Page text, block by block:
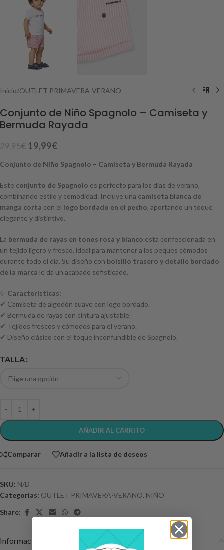
Inicio/OUTLET PRIMAVERA-VERANO
Conjunto de Niño Spagnolo – Camiseta y
Bermuda Rayada
29,95€ 19,99€
Conjunto de Niño Spagnolo – Camiseta y Bermuda Rayada
Este conjunto de Spagnolo es perfecto para los días de verano,
combinando estilo y comodidad. Incluye una camiseta blanca de
manga corta con el logo bordado en el pecho, aportando un toque
elegante y distintivo.
La bermuda de rayas en tonos rosa y blanco está confeccionada en
un tejido ligero y fresco, ideal para mantener a los peques cómodos
durante todo el día. Su diseño con bolsillo trasero y detalle bordado
de la marca le da un acabado sofisticado.
✨ Características:
✔ Camiseta de algodón suave con logo bordado.
✔ Bermuda de rayas con cintura ajustable.
✔ Tejidos frescos y cómodos para el verano.
✔ Diseño clásico con el toque inconfundible de Spagnolo.
TALLA
AÑADIR AL CARRITO
Comparar Añadir a la lista de deseos
SKU: N/D
Categorías: OUTLET PRIMAVERA-VERANO, NIÑO
Share:
Información adicional